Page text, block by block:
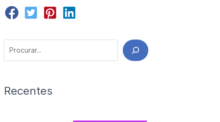
Search
Recentes